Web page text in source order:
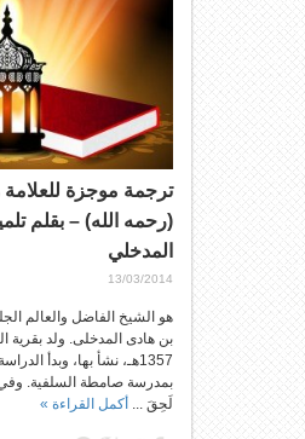
ترجمة موجزة للعلامة
(رحمه الله) – بقلم
المدخلي
13/03/2014
هو الشيخ الفاضل والعالم
بن هادى المدخلى. ولد بقرية
1357هـ، نشأ بها، وبدأ
لَحِقَ ...أكمل القراءة »